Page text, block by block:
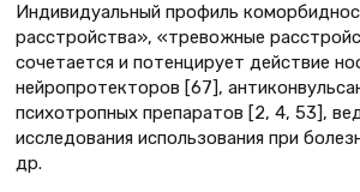
Индивидуальный профиль
расстройства», «тревожные
сочетается и потенцирует действие
нейропротекторов [67],
психотропных препаратов [2, 4, 53],
исследования использования при
др.